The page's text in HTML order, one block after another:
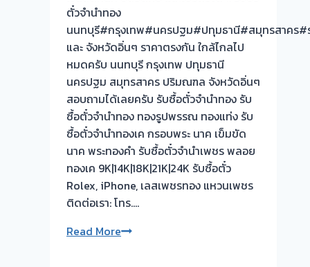
ตั๋วจำนำทอง
นนทบุรี#กรุงเทพ#นครปฐม#ปทุมธานี#สมุทรสาคร#
และ จังหวัดอิ่นๆ ราคาตรงกัน ใกล้ไกลไป
หมดครับ นนทบุรี กรุงเทพ ปทุมธานี
นครปฐม สมุทรสาคร ปริมณฑล จังหวัดอิ่นๆ
สอบถามได้เลยครับ รับซื้อตั๋วจำนำทอง รับ
ซื้อตั๋วจำนำทอง ทองรูปพรรณ ทองแท่ง รับ
ซื้อตั๋วจำนำทองเค กรอบพระ นาค เข็มขัด
นาค พระทองคำ รับซื้อตั๋วจำนำเพชร พลอย
ทองเค 9K|14K|18K|21K|24K รับซื้อตั๋ว
Rolex, iPhone, เลสเพชรทอง แหวนเพชร
ติดต่อเรา: โทร….
Read Moreรับ